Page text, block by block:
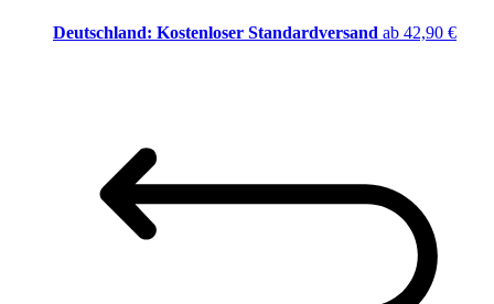
Deutschland: Kostenloser Standardversand ab 42,90 €